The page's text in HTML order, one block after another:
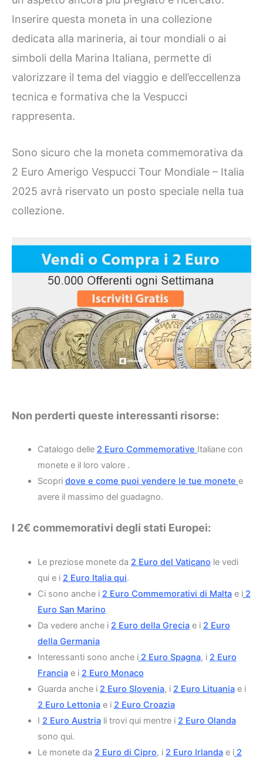
Inserire questa moneta in una collezione
dedicata alla marineria, ai tour mondiali o ai
simboli della Marina Italiana, permette di
valorizzare il tema del viaggio e dell’eccellenza
tecnica e formativa che la Vespucci
rappresenta.
Sono sicuro che la moneta commemorativa da
2 Euro Amerigo Vespucci Tour Mondiale – Italia
2025 avrà riservato un posto speciale nella tua
collezione.
Non perderti queste interessanti risorse:
Catalogo delle 2 Euro Commemorative Italiane con
monete e il loro valore .
Scopri dove e come puoi vendere le tue monete e
avere il massimo del guadagno.
I 2€ commemorativi degli stati Europei:
Le preziose monete da 2 Euro del Vaticano le vedi
qui e i 2 Euro Italia qui.
Ci sono anche i 2 Euro Commemorativi di Maltae i2
Euro San Marino
Da vedere anche i 2 Euro della Greciae i 2 Euro
della Germania
Interessanti sono anche i2 Euro Spagna, i 2 Euro
Franciae i 2 Euro Monaco
Guarda anche i 2 Euro Slovenia, i 2 Euro Lituaniae i
2 Euro Lettoniae i 2 Euro Croazia
I 2 Euro Austriali trovi qui mentre i 2 Euro Olanda
sono qui.
Le monete da 2 Euro di Cipro, i 2 Euro Irlandae i2